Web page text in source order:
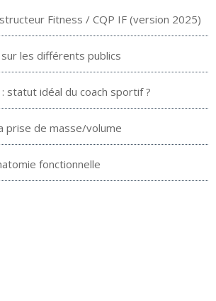
Fitness / CQP IF (version 2025)
les différents publics
statut idéal du coach sportif ?
prise de masse/volume
fonctionnelle